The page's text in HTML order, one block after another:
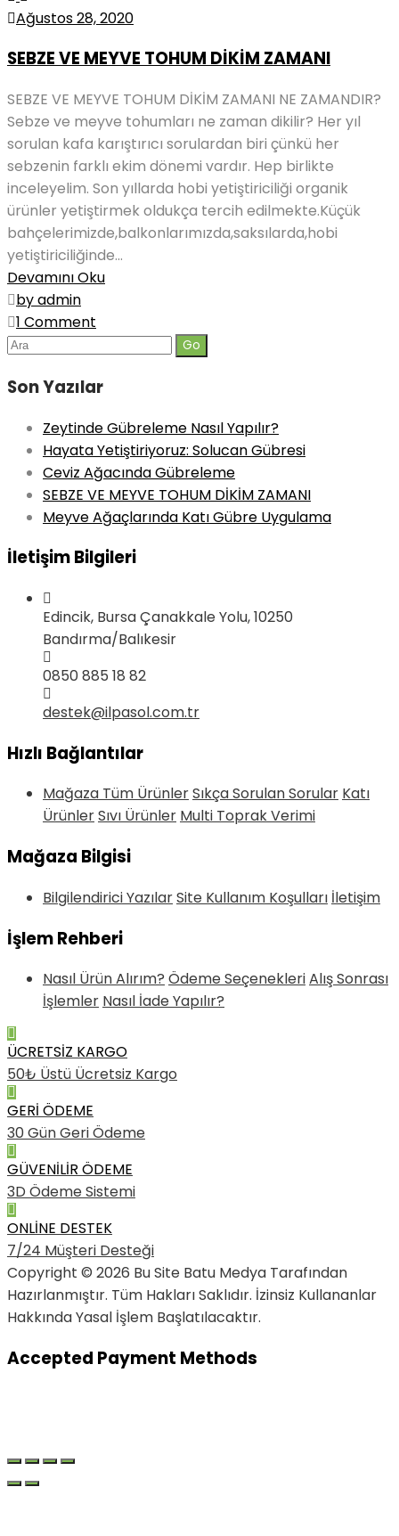
Ağustos 28, 2020
SEBZE VE MEYVE TOHUM DİKİM ZAMANI
SEBZE VE MEYVE TOHUM DİKİM ZAMANI NE ZAMANDIR?
Sebze ve meyve tohumları ne zaman dikilir? Her yıl
sorulan kafa karıştırıcı sorulardan biri çünkü her
sebzenin farklı ekim dönemi vardır. Hep birlikte
inceleyelim. Son yıllarda hobi yetiştiriciliği organik
ürünler yetiştirmek oldukça tercih edilmekte.Küçük
bahçelerimizde,balkonlarımızda,saksılarda,hobi
yetiştiriciliğinde...
Devamını Oku
by admin
1 Comment
Ara
Son Yazılar
Zeytinde Gübreleme Nasıl Yapılır?
Hayata Yetiştiriyoruz: Solucan Gübresi
Ceviz Ağacında Gübreleme
SEBZE VE MEYVE TOHUM DİKİM ZAMANI
Meyve Ağaçlarında Katı Gübre Uygulama
İletişim Bilgileri
Edincik, Bursa Çanakkale Yolu, 10250
Bandırma/Balıkesir
0850 885 18 82
destek@ilpasol.com.tr
Hızlı Bağlantılar
Mağaza Tüm ÜrünlerSıkça Sorulan Sorular Katı
ÜrünlerSıvı Ürünler Multi Toprak Verimi
Mağaza Bilgisi
Bilgilendirici YazılarSite Kullanım Koşulları İletişim
İşlem Rehberi
Nasıl Ürün Alırım? Ödeme SeçenekleriAlış Sonrası
İşlemler Nasıl İade Yapılır?
ÜCRETSİZ KARGO
50₺ Üstü Ücretsiz Kargo
GERİ ÖDEME
30 Gün Geri Ödeme
GÜVENİLİR ÖDEME
3D Ödeme Sistemi
ONLİNE DESTEK
7/24 Müşteri Desteği
Copyright © 2026 Bu Site Batu Medya Tarafından
Hazırlanmıştır. Tüm Hakları Saklıdır. İzinsiz Kullananlar
Hakkında Yasal İşlem Başlatılacaktır.
Accepted Payment Methods